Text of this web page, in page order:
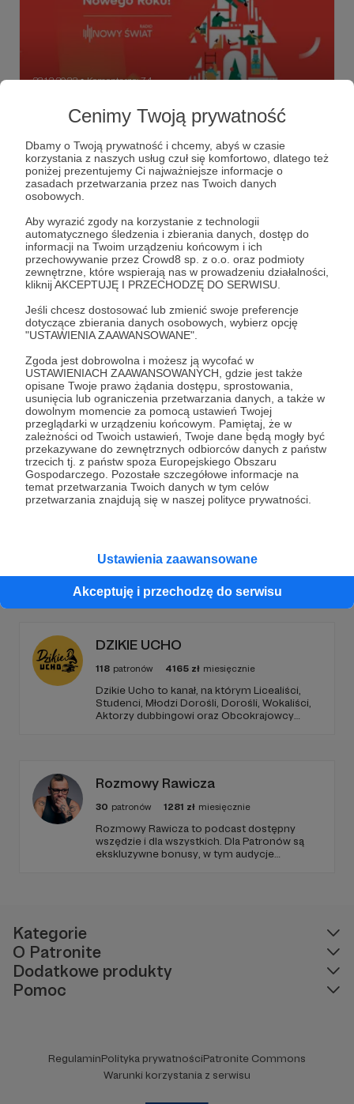
Cenimy Twoją prywatność
Dbamy o Twoją prywatność i chcemy, abyś w czasie
korzystania z naszych usług czuł się komfortowo, dlatego też
poniżej prezentujemy Ci najważniejsze informacje o
zasadach przetwarzania przez nas Twoich danych
osobowych.
Aby wyrazić zgody na korzystanie z technologii
automatycznego śledzenia i zbierania danych, dostęp do
informacji na Twoim urządzeniu końcowym i ich
przechowywanie przez Crowd8 sp. z o.o. oraz podmioty
zewnętrzne, które wspierają nas w prowadzeniu działalności,
kliknij AKCEPTUJĘ I PRZECHODZĘ DO SERWISU.
Jeśli chcesz dostosować lub zmienić swoje preferencje
dotyczące zbierania danych osobowych, wybierz opcję
"USTAWIENIA ZAAWANSOWANE".
Zgoda jest dobrowolna i możesz ją wycofać w
USTAWIENIACH ZAAWANSOWANYCH, gdzie jest także
opisane Twoje prawo żądania dostępu, sprostowania,
usunięcia lub ograniczenia przetwarzania danych, a także w
dowolnym momencie za pomocą ustawień Twojej
przeglądarki w urządzeniu końcowym. Pamiętaj, że w
zależności od Twoich ustawień, Twoje dane będą mogły być
przekazywane do zewnętrznych odbiorców danych z państw
trzecich tj. z państw spoza Europejskiego Obszaru
Gospodarczego. Pozostałe szczegółowe informacje na
temat przetwarzania Twoich danych w tym celów
przetwarzania znajdują się w naszej polityce prywatności.
Ustawienia zaawansowane
Akceptuję i przechodzę do serwisu
23.12.2022 ● Komentarze: 74
Życzymy sobie i Wam
sobie. Więc dziś życzymy sobie i Wam...
Życzymy sobie i wam
Dołącz do grona Patronów!
Wesprzyj działalność AutoraRadio Nowy Świat
teraz!
Zostań Patronem
Promowani autorzy
DZIKIE UCHO
118 patronów 4165 zł miesięcznie
Dzikie Ucho to kanał, na którym Licealiści,
Studenci, Młodzi Dorośli, Dorośli, Wokaliści,
Aktorzy dubbingowi oraz Obcokrajowcy
Rozmowy Rawicza
30 patronów 1281 zł miesięcznie
Rozmowy Rawicza to podcast dostępny
wszędzie i dla wszystkich. Dla Patronów są
ekskluzywne bonusy, w tym audycje
Kategorie
O Patronite
Dodatkowe produkty
Pomoc
RegulaminPolityka prywatnościPatronite Commons
Warunki korzystania z serwisu